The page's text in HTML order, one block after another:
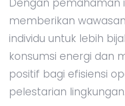
Dengan pemahaman
memberikan
individu untuk lebih
konsumsi energi dan
positif bagi efisiensi
pelestarian lingkungan.